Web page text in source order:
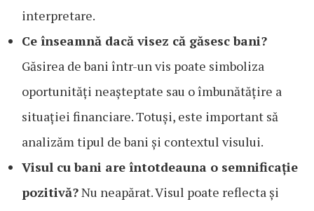
interpretare.
Ce înseamnă dacă visez că găsesc bani?
Găsirea de bani într-un vis poate simboliza
oportunități neașteptate sau o îmbunătățire a
situației financiare. Totuși, este important să
analizăm tipul de bani și contextul visului.
Visul cu bani are întotdeauna o semnificație
pozitivă?Nu neapărat. Visul poate reflecta și